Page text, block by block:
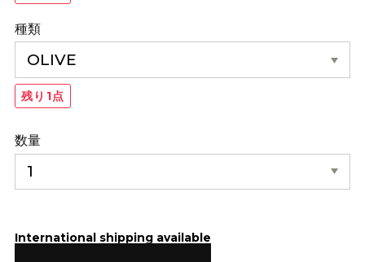
種類
残り1点
数量
International shipping available